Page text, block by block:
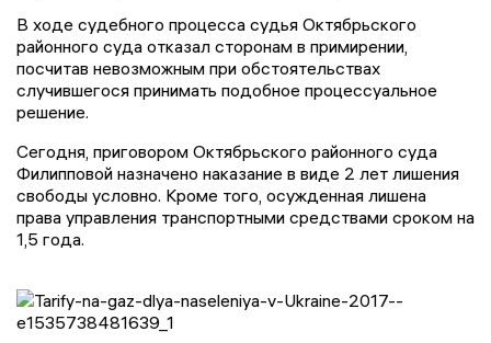
В ходе судебного процесса судья Октябрьского
районного суда отказал сторонам в примирении,
посчитав невозможным при обстоятельствах
случившегося принимать подобное процессуальное
решение.
Сегодня, приговором Октябрьского районного суда
Филипповой назначено наказание в виде 2 лет лишения
свободы условно. Кроме того, осужденная лишена
права управления транспортными средствами сроком на
1,5 года.